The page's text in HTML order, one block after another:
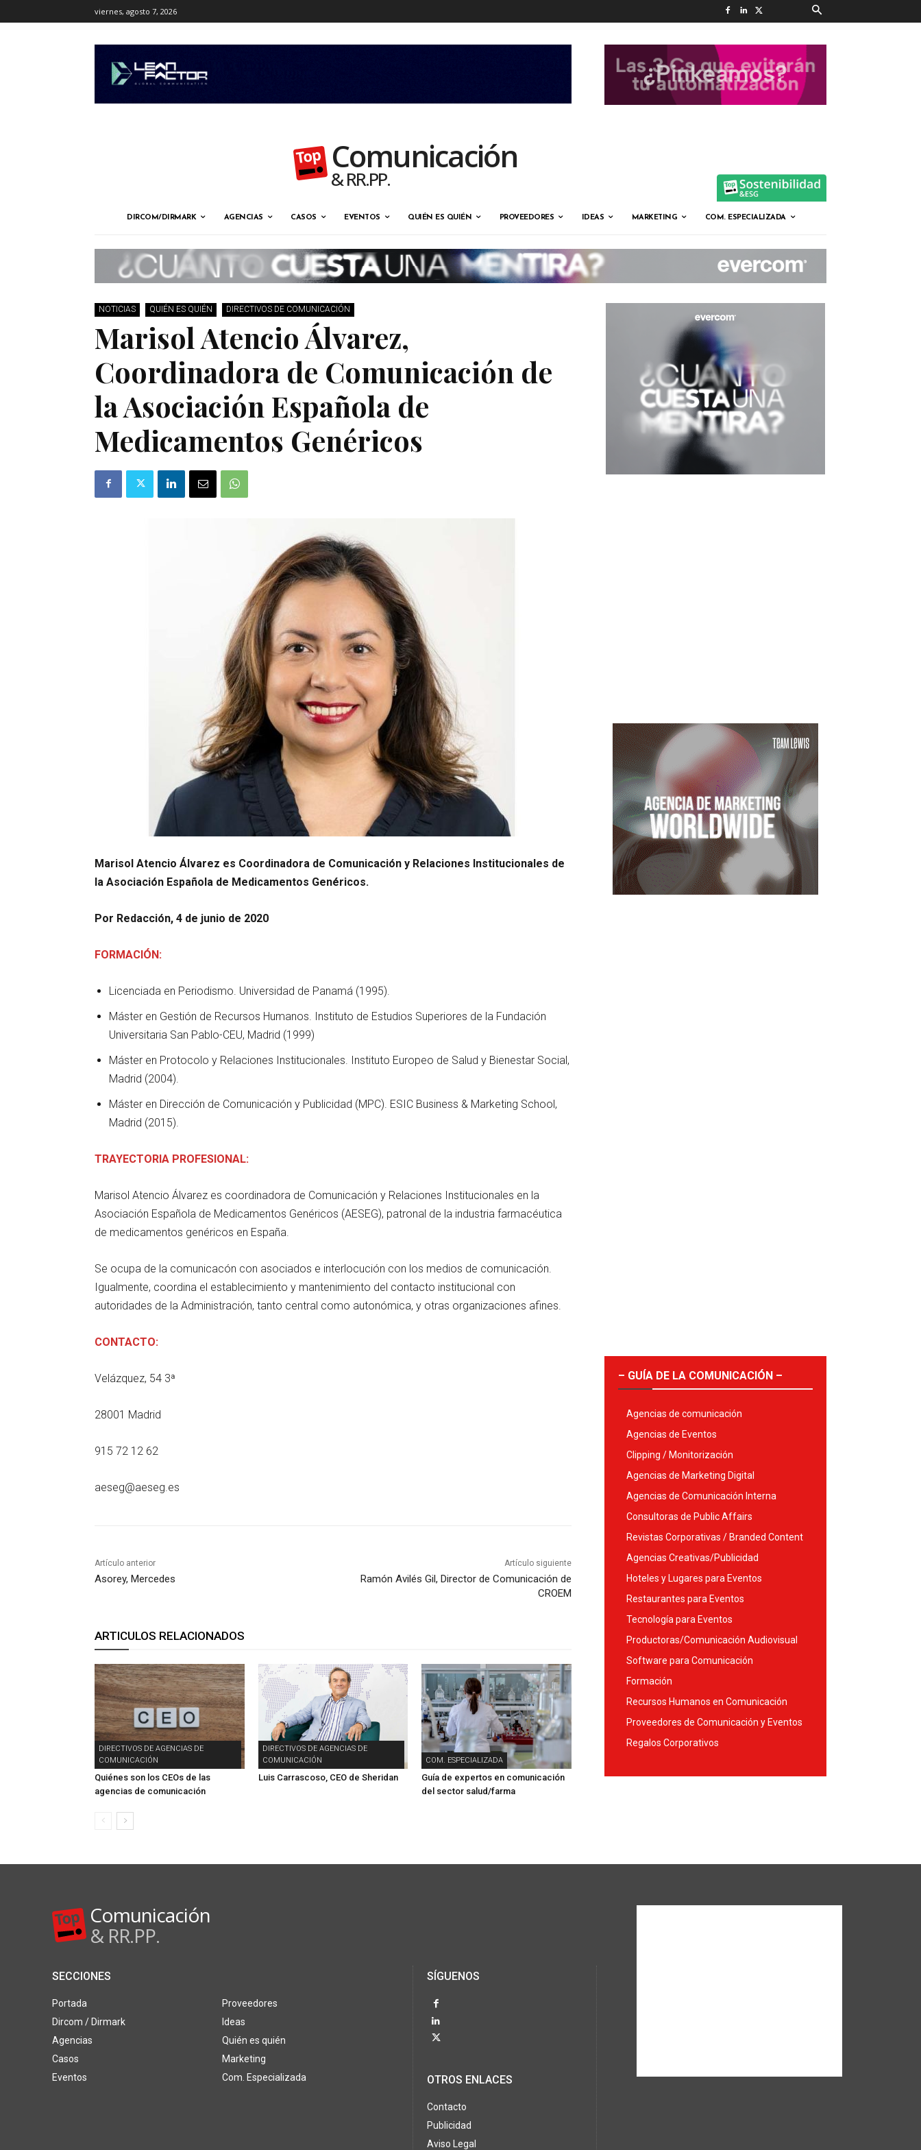
viernes, agosto 7, 2026
Comunicación
& RR.PP.
DIRCOM/DIRMARK AGENCIAS CASOS EVENTOS QUIÉN ES QUIÉN PROVEEDORES IDEAS MARKETING COM. ESPECIALIZADA
NOTICIAS QUIÉN ES QUIÉN DIRECTIVOS DE COMUNICACIÓN
Marisol Atencio Álvarez,
Coordinadora de Comunicación de
la Asociación Española de
Medicamentos Genéricos
Marisol Atencio Álvarez es Coordinadora de Comunicación y Relaciones Institucionales de
la Asociación Española de Medicamentos Genéricos.
Por Redacción, 4 de junio de 2020
FORMACIÓN:
Licenciada en Periodismo. Universidad de Panamá (1995).
Máster en Gestión de Recursos Humanos. Instituto de Estudios Superiores de la Fundación
Universitaria San Pablo-CEU, Madrid (1999)
Máster en Protocolo y Relaciones Institucionales. Instituto Europeo de Salud y Bienestar Social,
Madrid (2004).
Máster en Dirección de Comunicación y Publicidad (MPC). ESIC Business & Marketing School,
Madrid (2015).
TRAYECTORIA PROFESIONAL:
Marisol Atencio Álvarez es coordinadora de Comunicación y Relaciones Institucionales en la
Asociación Española de Medicamentos Genéricos (AESEG), patronal de la industria farmacéutica
de medicamentos genéricos en España.
Se ocupa de la comunicacón con asociados e interlocución con los medios de comunicación.
Igualmente, coordina el establecimiento y mantenimiento del contacto institucional con
autoridades de la Administración, tanto central como autonómica, y otras organizaciones afines.
CONTACTO:
Velázquez, 54 3ª
28001 Madrid
915 72 12 62
aeseg@aeseg.es
Artículo anterior
Asorey, Mercedes
Artículo siguiente
Ramón Avilés Gil, Director de Comunicación de
CROEM
ARTICULOS RELACIONADOS
DIRECTIVOS DE AGENCIAS DE
COMUNICACIÓN
Quiénes son los CEOs de las
agencias de comunicación
DIRECTIVOS DE AGENCIAS DE
COMUNICACIÓN
Luis Carrascoso, CEO de Sheridan
COM. ESPECIALIZADA
Guía de expertos en comunicación
del sector salud/farma
– GUÍA DE LA COMUNICACIÓN –
Agencias de comunicación
Agencias de Eventos
Clipping / Monitorización
Agencias de Marketing Digital
Agencias de Comunicación Interna
Consultoras de Public Affairs
Revistas Corporativas / Branded Content
Agencias Creativas/Publicidad
Hoteles y Lugares para Eventos
Restaurantes para Eventos
Tecnología para Eventos
Productoras/Comunicación Audiovisual
Software para Comunicación
Formación
Recursos Humanos en Comunicación
Proveedores de Comunicación y Eventos
Regalos Corporativos
Comunicación
& RR.PP.
SECCIONES
Portada
Dircom / Dirmark
Agencias
Casos
Eventos
Proveedores
Ideas
Quién es quién
Marketing
Com. Especializada
SÍGUENOS
OTROS ENLACES
Contacto
Publicidad
Aviso Legal